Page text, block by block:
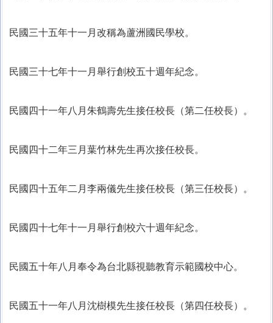
民國三十五年十一月改稱為蘆洲國民學校。
民國三十七年十一月舉行創校五十週年紀念。
民國四十一年八月朱鶴壽先生接任校長（第二任校長）。
民國四十二年三月葉竹林先生再次接任校長。
民國四十五年二月李兩儀先生接任校長（第三任校長）。
民國四十七年十一月舉行創校六十週年紀念。
民國五十年八月奉令為台北縣視聽教育示範國校中心。
民國五十一年八月沈樹模先生接任校長（第四任校長）。